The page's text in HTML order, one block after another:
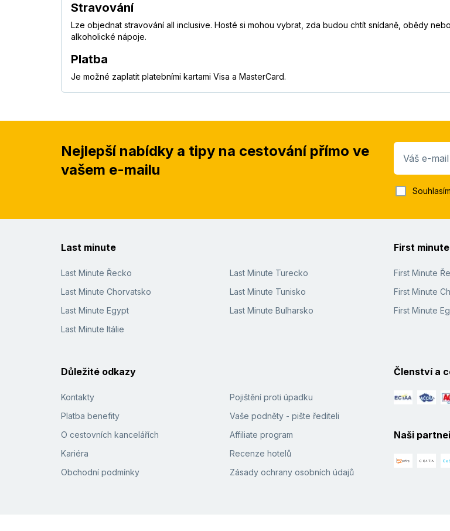
Stravování
Lze objednat stravování all inclusive. Hosté si mohou vybrat, zda budou chtít snídaně, obědy
alkoholické nápoje.
Platba
Je možné zaplatit platebními kartami Visa a MasterCard.
Nejlepší nabídky a tipy na cestování přímo ve
vašem e-mailu
Váš e-mail
Last minute
Last Minute Řecko
Last Minute Chorvatsko
Last Minute Egypt
Last Minute Itálie
Last Minute Turecko
Last Minute Tunisko
Last Minute Bulharsko
First minute
First Minute
First Minute
First Minute
Důležité odkazy
Kontakty
Platba benefity
O cestovních kancelářích
Kariéra
Obchodní podmínky
Pojištění proti úpadku
Vaše podněty - pište řediteli
Affiliate program
Recenze hotelů
Zásady ochrany osobních údajů
Členství a
Naši